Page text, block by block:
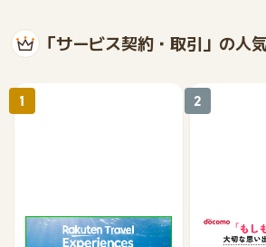
「サービス契約・取引」の人
楽天トラベル観光体験
1
爆アゲセ
2